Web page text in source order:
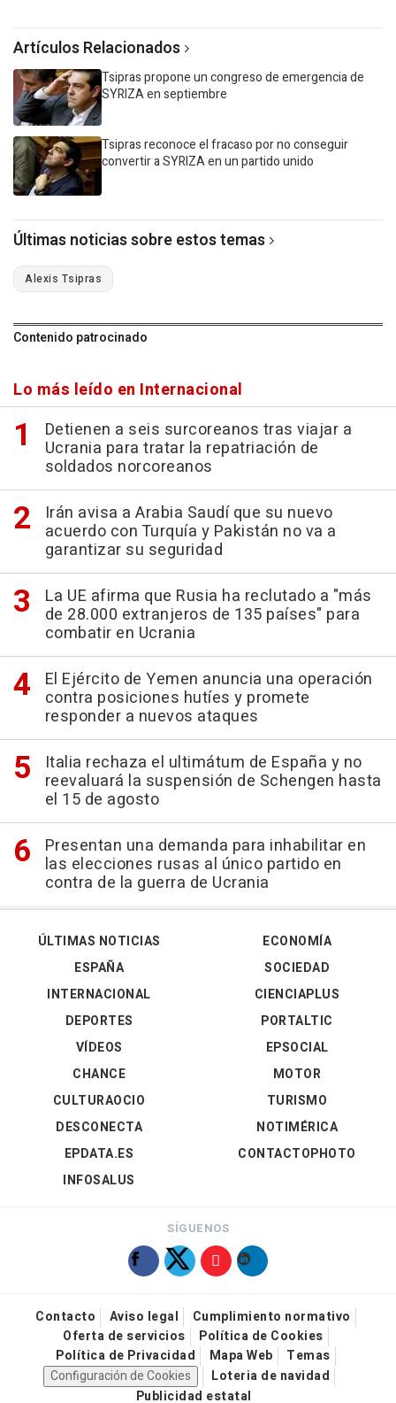
Artículos Relacionados
Tsipras propone un congreso de emergencia de
SYRIZA en septiembre
Tsipras reconoce el fracaso por no conseguir
convertir a SYRIZA en un partido unido
Últimas noticias sobre estos temas
Alexis Tsipras
Contenido patrocinado
Lo más leído en Internacional
Detienen a seis surcoreanos tras viajar a
Ucrania para tratar la repatriación de
soldados norcoreanos
Irán avisa a Arabia Saudí que su nuevo
acuerdo con Turquía y Pakistán no va a
garantizar su seguridad
La UE afirma que Rusia ha reclutado a "más
de 28.000 extranjeros de 135 países" para
combatir en Ucrania
El Ejército de Yemen anuncia una operación
contra posiciones hutíes y promete
responder a nuevos ataques
Italia rechaza el ultimátum de España y no
reevaluará la suspensión de Schengen hasta
el 15 de agosto
Presentan una demanda para inhabilitar en
las elecciones rusas al único partido en
contra de la guerra de Ucrania
ÚLTIMAS NOTICIAS
ESPAÑA
INTERNACIONAL
DEPORTES
VÍDEOS
ECONOMÍA
SOCIEDAD
CIENCIAPLUS
PORTALTIC
EPSOCIAL
CHANCE
CULTURAOCIO
DESCONECTA
EPDATA.ES
INFOSALUS
MOTOR
TURISMO
NOTIMÉRICA
CONTACTOPHOTO
SÍGUENOS
Contacto Aviso legal
Cumplimiento normativo
Oferta de servicios
Política de Cookies
Política de Privacidad
Mapa Web
Temas
Configuración de Cookies
Loteria de navidad
Publicidad estatal